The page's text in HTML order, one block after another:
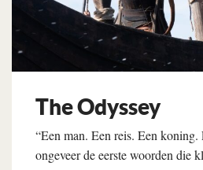
The Odyssey
“Een man. Een reis. Een
ongeveer de eerste woorden die